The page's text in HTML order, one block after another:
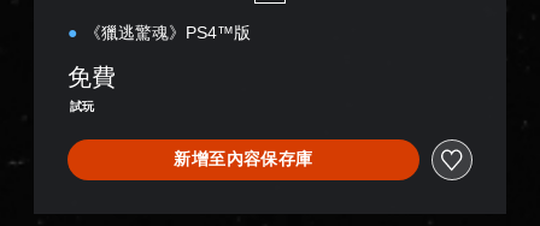
《獵逃驚魂》PS4™版
免費
試玩
新增至內容保存庫